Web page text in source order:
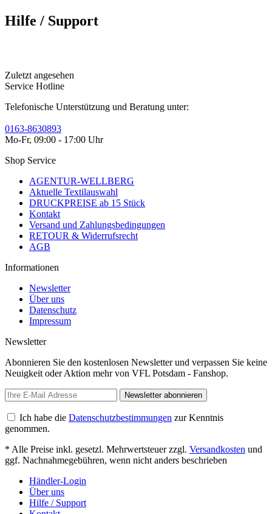
Hilfe / Support
Zuletzt angesehen
Service Hotline
Telefonische Unterstützung und Beratung unter:
0163-8630893
Mo-Fr, 09:00 - 17:00 Uhr
Shop Service
AGENTUR-WELLBERG
Aktuelle Textilauswahl
DRUCKPREISE ab 15 Stück
Kontakt
Versand und Zahlungsbedingungen
RETOUR & Widerrufsrecht
AGB
Informationen
Newsletter
Über uns
Datenschutz
Impressum
Newsletter
Abonnieren Sie den kostenlosen Newsletter und verpassen Sie keine
Neuigkeit oder Aktion mehr von VFL Potsdam - Fanshop.
Newsletter abonnieren
Ich habe die Datenschutzbestimmungen zur Kenntnis
genommen.
* Alle Preise inkl. gesetzl. Mehrwertsteuer zzgl. Versandkosten und
ggf. Nachnahmegebühren, wenn nicht anders beschrieben
Händler-Login
Über uns
Hilfe / Support